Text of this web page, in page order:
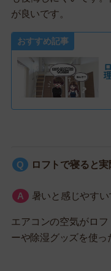
が良いです。
おすすめ記事
ロフトで寝ると実
暑いと感じやすい
エアコンの空気がロ
ーや除湿グッズを使っ